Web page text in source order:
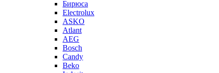
Бирюса
Electrolux
ASKO
Atlant
AEG
Bosch
Candy
Beko